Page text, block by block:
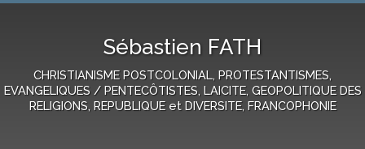
Sébastien FATH
CHRISTIANISME POSTCOLONIAL, PROTESTANTISMES,
EVANGELIQUES / PENTECÔTISTES, LAICITE, GEOPOLITIQUE DES
RELIGIONS, REPUBLIQUE et DIVERSITE, FRANCOPHONIE